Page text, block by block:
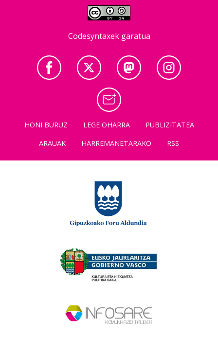
Codesyntaxek garatua
HONI BURUZ LEGE OHARRA
PUBLIZITATEA
ARAUAK
HARREMANETARAKO RSS